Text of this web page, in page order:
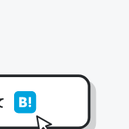
考：
2019/05/15/1805